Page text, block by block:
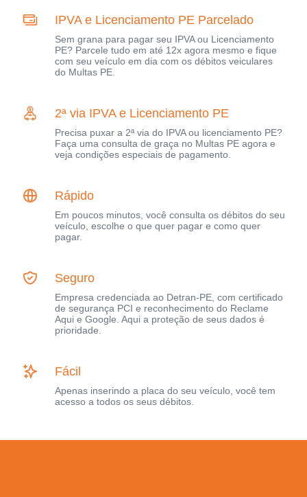
IPVA e Licenciamento PE Parcelado
Sem grana para pagar seu IPVA ou Licenciamento
PE? Parcele tudo em até 12x agora mesmo e fique
com seu veículo em dia com os débitos veiculares
do Multas PE.
2ª via IPVA e Licenciamento PE
Precisa puxar a 2ª via do IPVA ou licenciamento PE?
Faça uma consulta de graça no Multas PE agora e
veja condições especiais de pagamento.
Rápido
Em poucos minutos, você consulta os débitos do seu
veículo, escolhe o que quer pagar e como quer
pagar.
Seguro
Empresa credenciada ao Detran-PE, com certificado
de segurança PCI e reconhecimento do Reclame
Aqui e Google. Aqui a proteção de seus dados é
prioridade.
Fácil
Apenas inserindo a placa do seu veículo, você tem
acesso a todos os seus débitos.